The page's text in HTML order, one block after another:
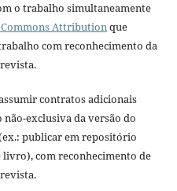
o trabalho simultaneamente
Attributionque
com reconhecimento da
contratos adicionais
exclusiva da versão do
publicar em repositório
com reconhecimento de